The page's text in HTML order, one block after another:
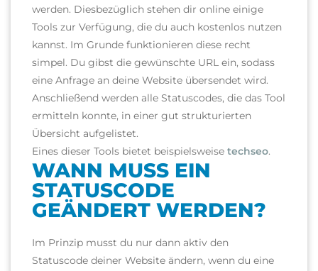
werden. Diesbezüglich stehen dir online einige
Tools zur Verfügung, die du auch kostenlos nutzen
kannst. Im Grunde funktionieren diese recht
simpel. Du gibst die gewünschte URL ein, sodass
eine Anfrage an deine Website übersendet wird.
Anschließend werden alle Statuscodes, die das Tool
ermitteln konnte, in einer gut strukturierten
Übersicht aufgelistet.
Eines dieser Tools bietet beispielsweise techseo.
WANN MUSS EIN
STATUSCODE
GEÄNDERT WERDEN?
Im Prinzip musst du nur dann aktiv den
Statuscode deiner Website ändern, wenn du eine